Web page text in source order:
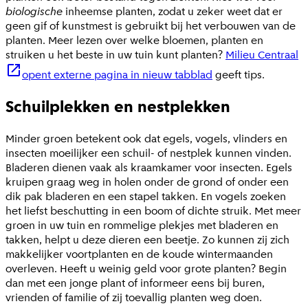
biologische inheemse planten, zodat u zeker weet dat er
geen gif of kunstmest is gebruikt bij het verbouwen van de
planten. Meer lezen over welke bloemen, planten en
struiken u het beste in uw tuin kunt planten? Milieu Centraal
opent externe pagina in nieuw tabblad geeft tips.
Schuilplekken en nestplekken
Minder groen betekent ook dat egels, vogels, vlinders en
insecten moeilijker een schuil- of nestplek kunnen vinden.
Bladeren dienen vaak als kraamkamer voor insecten. Egels
kruipen graag weg in holen onder de grond of onder een
dik pak bladeren en een stapel takken. En vogels zoeken
het liefst beschutting in een boom of dichte struik. Met meer
groen in uw tuin en rommelige plekjes met bladeren en
takken, helpt u deze dieren een beetje. Zo kunnen zij zich
makkelijker voortplanten en de koude wintermaanden
overleven. Heeft u weinig geld voor grote planten? Begin
dan met een jonge plant of informeer eens bij buren,
vrienden of familie of zij toevallig planten weg doen.